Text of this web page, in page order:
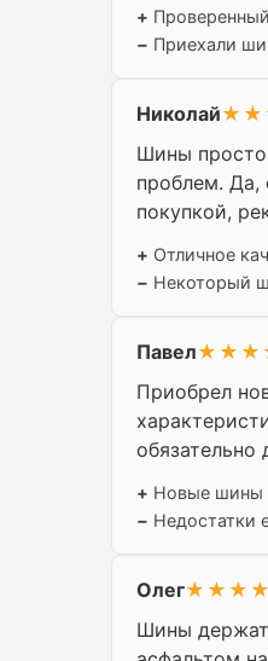
+
− Приехали
Николай
Шины просто
проблем. Да,
покупкой,
+ Отличное
− Некоторый
Павел
Приобрел
обязательно
+ Новые шины
− Недостатки
Олег
Шины держат